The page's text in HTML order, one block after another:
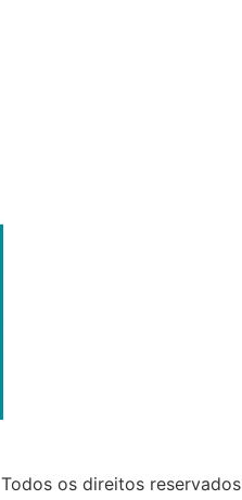
Todos os direitos reservados